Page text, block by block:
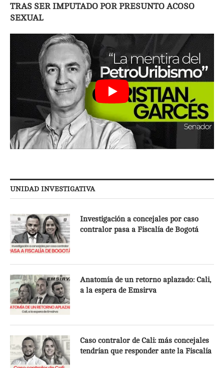
TRAS SER IMPUTADO POR PRESUNTO ACOSO
SEXUAL
UNIDAD INVESTIGATIVA
Investigación a concejales por caso
contralor pasa a Fiscalía de Bogotá
Anatomía de un retorno aplazado: Cali,
a la espera de Emsirva
Caso contralor de Cali: más concejales
tendrían que responder ante la Fiscalía